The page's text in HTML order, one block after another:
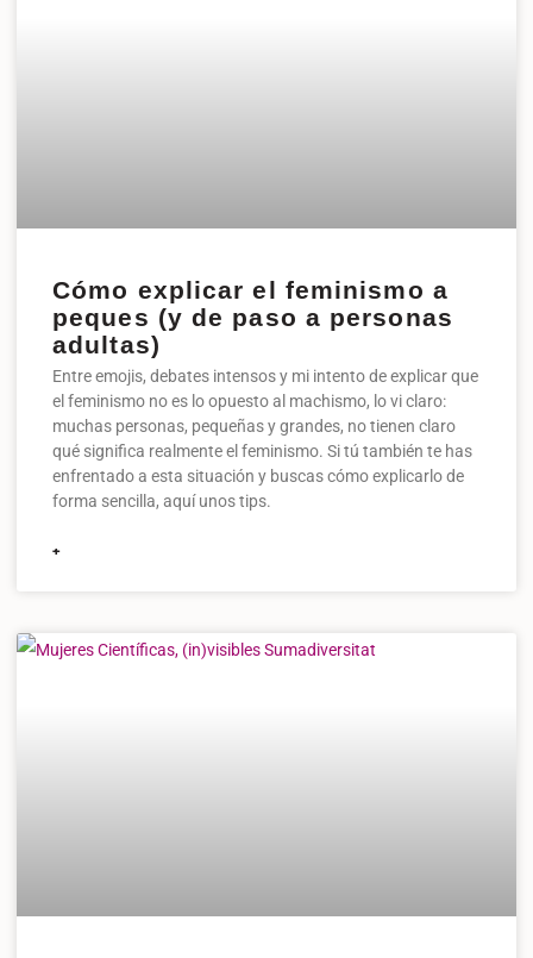
Cómo explicar el feminismo a
peques (y de paso a personas
adultas)
Entre emojis, debates intensos y mi intento de explicar que
el feminismo no es lo opuesto al machismo, lo vi claro:
muchas personas, pequeñas y grandes, no tienen claro
qué significa realmente el feminismo. Si tú también te has
enfrentado a esta situación y buscas cómo explicarlo de
forma sencilla, aquí unos tips.
+